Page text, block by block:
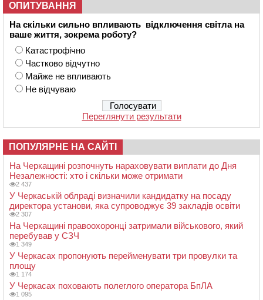
ОПИТУВАННЯ
На скільки сильно впливають відключення світла на
ваше життя, зокрема роботу?
Катастрофічно
Частково відчутно
Майже не впливають
Не відчуваю
Переглянути результати
ПОПУЛЯРНЕ НА САЙТІ
На Черкащині розпочнуть нараховувати виплати до Дня
Незалежності: хто і скільки може отримати
2 437
У Черкаській облраді визначили кандидатку на посаду
директора установи, яка супроводжує 39 закладів освіти
2 307
На Черкащині правоохоронці затримали військового, який
перебував у СЗЧ
1 349
У Черкасах пропонують перейменувати три провулки та
площу
1 174
У Черкасах поховають полеглого оператора БпЛА
1 095